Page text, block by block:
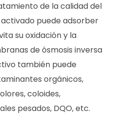
de la calidad del
puede adsorber
su oxidación y la
de ósmosis inversa
también puede
orgánicos,
coloides,
pesados, DQO, etc.